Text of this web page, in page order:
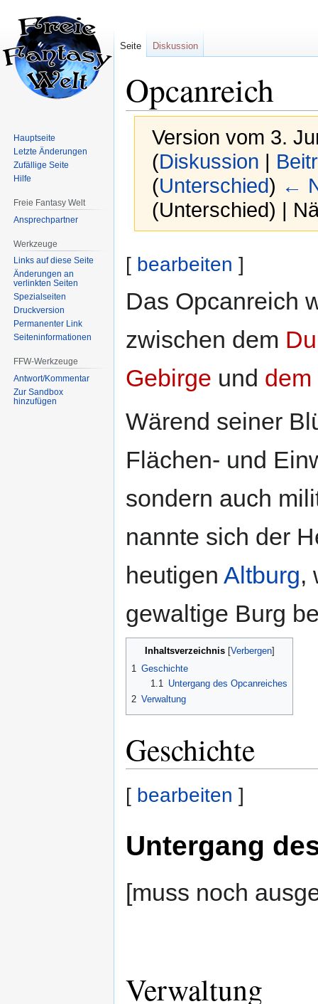
Opcanreich
Version vom 3.
(Diskussion |
(Unterschied) ←
(Unterschied) |
Navigation
Suche
[ bearbeiten ]
Das Opcanreich
zwischen dem
Gebirge und dem
Wärend seiner
Flächen- und
sondern auch
nannte sich der
heutigen Altburg,
gewaltige Burg
Inhaltsverzeichnis
1 Geschichte
1.1
Untergang des Opcanreiches
2 Verwaltung
Geschichte
[ bearbeiten ]
Untergang
[muss noch
Verwaltung
Seite Diskussion
Hauptseite
Letzte Änderungen
Zufällige Seite
Hilfe
Freie Fantasy Welt
Ansprechpartner
Werkzeuge
Links auf diese Seite
Änderungen an
verlinkten Seiten
Spezialseiten
Druckversion
Permanenter Link
Seiten­informationen
FFW-Werkzeuge
Antwort/Kommentar
Zur Sandbox
hinzufügen